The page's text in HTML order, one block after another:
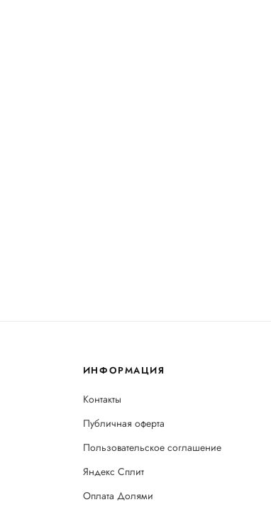
ИНФОРМАЦИЯ
Контакты
Публичная оферта
Пользовательское соглашение
Яндекс Сплит
Оплата Долями